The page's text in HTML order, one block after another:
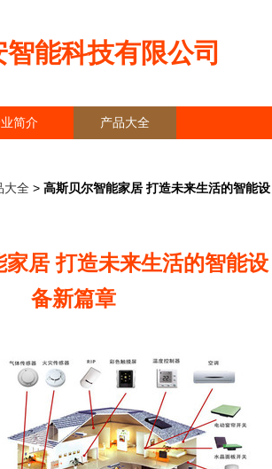
能科技有限公司
简介 产品大全
大全 > 高斯贝尔智能家居 打造未来生活的智能设
家居 打造未来生活的智能设
备新篇章